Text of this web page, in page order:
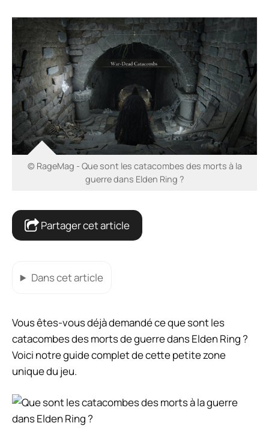
© RageMag - Que sont les catacombes des morts à la
guerre dans Elden Ring ?
Partager cet article
Dans cet article
Vous êtes-vous déjà demandé ce que sont les
catacombes des morts de guerre dans Elden Ring ?
Voici notre guide complet de cette petite zone
unique du jeu.